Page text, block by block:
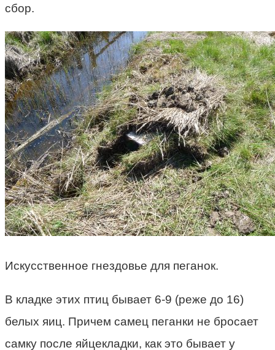
сбор.
Искусственное гнездовье для пеганок.
В кладке этих птиц бывает 6-9 (реже до 16)
белых яиц. Причем самец пеганки не бросает
самку после яйцекладки, как это бывает у